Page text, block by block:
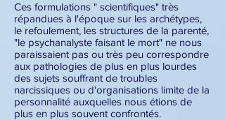
Ces formulations " scientifiques" très
répandues à l'époque sur les archétypes,
le refoulement, les structures de la parenté,
"le psychanalyste faisant le mort" ne nous
paraissaient pas ou très peu correspondre
aux pathologies de plus en plus lourdes
des sujets souffrant de troubles
narcissiques ou d'organisations limite de la
personnalité auxquelles nous étions de
plus en plus souvent confrontés.